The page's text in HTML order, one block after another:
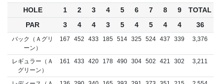
HOLE 1 2 3 4 5 6 7 8 9
TOTAL
PAR
3 4 4 3 5 4 5 4 4 36
バック（Ａグリ
ーン）
167 452 433 185 514 325 524 437 339 3,376
レギュラー（Ａ
グリーン）
161 433 420 178 490 304 502 421 302 3,211